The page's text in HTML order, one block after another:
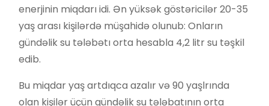
enerjinin miqdarı idi. Ən yüksək göstəricilər 20-35
yaş arası kişilərdə müşahidə olunub: Onların
gündəlik su tələbətı orta hesabla 4,2 litr su təşkil
edib.
Bu miqdar yaş artdıqca azalır və 90 yaşlrında
olan kişilər üçün gündəlik su tələbatının orta